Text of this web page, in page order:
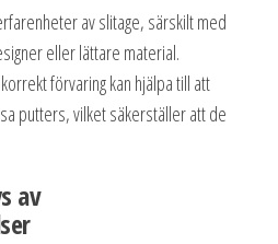
av slitage, särskilt med
eller lättare material.
förvaring kan hjälpa till att
putters, vilket säkerställer att de
av